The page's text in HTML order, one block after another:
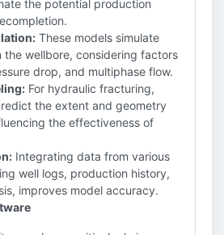
the potential production
These models simulate
the wellbore, considering factors
drop, and multiphase flow.
For hydraulic fracturing,
the extent and geometry
the effectiveness of
Integrating data from various
well logs, production history,
improves model accuracy.